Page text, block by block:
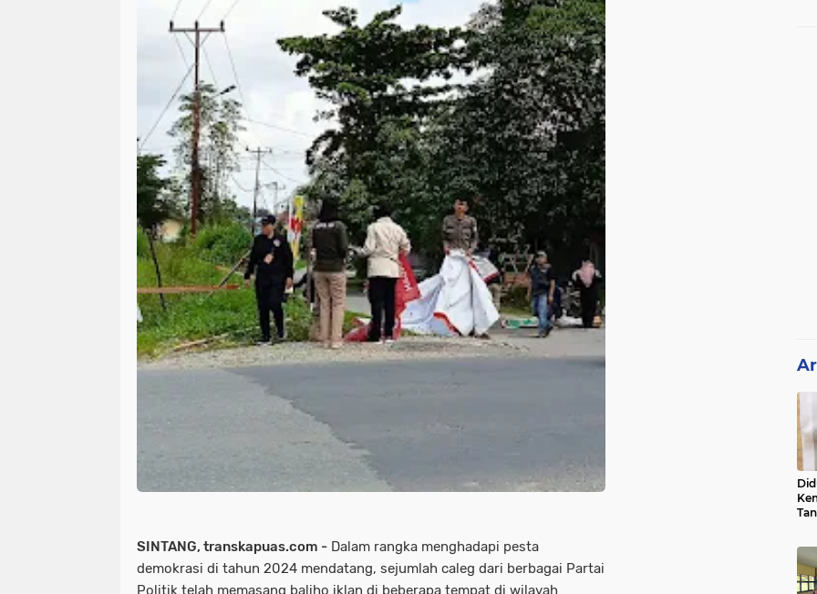
SINTANG, transkapuas.com - Dalam rangka menghadapi pesta
demokrasi di tahun 2024 mendatang, sejumlah caleg dari berbagai Partai
Politik telah memasang baliho iklan di beberapa tempat di wilayah